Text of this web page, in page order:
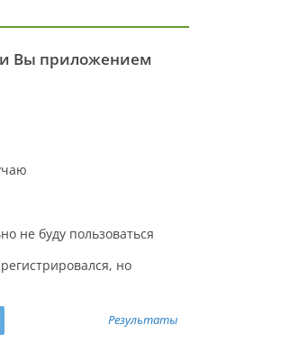
Вы приложением
не буду пользоваться
но
Результаты